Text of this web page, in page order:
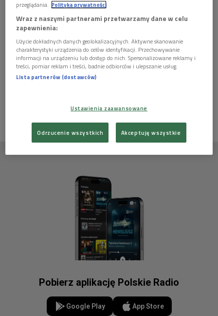
Scenariusz:Janusz Adam Dziewiątkowski
"Bunt Maćka"
Ten artykuł nie ma jeszcze komentarzy, możesz być pierwszy!
Pobierz aplikację Polskie Radio
Google Play App Store
przeglądania. Polityka prywatności
Wraz z naszymi partnerami przetwarzamy dane w celu
zapewnienia:
Użycie dokładnych danych geolokalizacyjnych. Aktywne skanowanie
charakterystyki urządzenia do celów identyfikacji. Przechowywanie
informacji na urządzeniu lub dostęp do nich. Spersonalizowane reklamy i
treści, pomiar reklam i treści, badnie odbiorców i ulepszanie usług.
Lista partnerów (dostawców)
Ustawienia zaawansowane
Odrzucenie wszystkich Akceptuję wszystkie